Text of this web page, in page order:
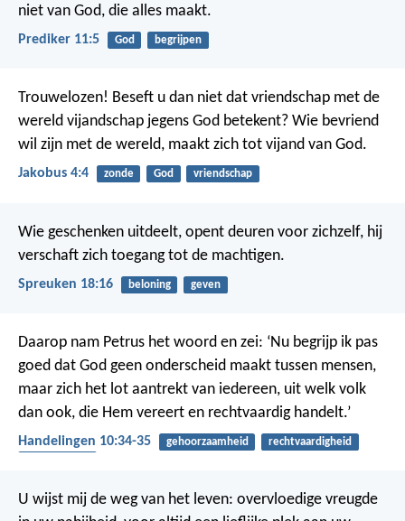
niet van God, die alles maakt.
Prediker 11:5 God begrijpen
Trouwelozen! Beseft u dan niet dat vriendschap met de
wereld vijandschap jegens God betekent? Wie bevriend
wil zijn met de wereld, maakt zich tot vijand van God.
Jakobus 4:4 zonde God vriendschap
Wie geschenken uitdeelt, opent deuren voor zichzelf, hij
verschaft zich toegang tot de machtigen.
Spreuken 18:16 beloning geven
Daarop nam Petrus het woord en zei: ‘Nu begrijp ik pas
goed dat God geen onderscheid maakt tussen mensen,
maar zich het lot aantrekt van iedereen, uit welk volk
dan ook, die Hem vereert en rechtvaardig handelt.’
Handelingen 10:34-35 gehoorzaamheid
rechtvaardigheid
U wijst mij de weg van het leven: overvloedige vreugde